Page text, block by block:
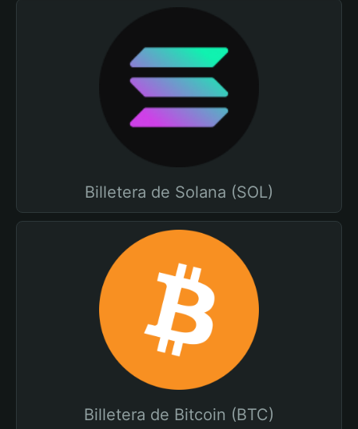
Billetera de Solana (SOL)
Billetera de Bitcoin (BTC)